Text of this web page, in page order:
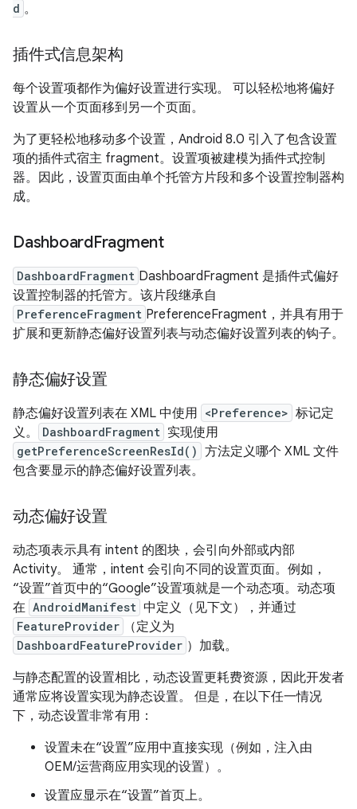
d 。
插件式信息架构
每个设置项都作为偏好设置进行实现。 可以轻松地将偏好
设置从一个页面移到另一个页面。
为了更轻松地移动多个设置，Android 8.0 引入了包含设置
项的插件式宿主 fragment。设置项被建模为插件式控制
器。因此，设置页面由单个托管方片段和多个设置控制器构
成。
DashboardFragment
DashboardFragment DashboardFragment 是插件式偏好
设置控制器的托管方。该片段继承自
PreferenceFragment PreferenceFragment，并具有用于
扩展和更新静态偏好设置列表与动态偏好设置列表的钩子。
静态偏好设置
静态偏好设置列表在 XML 中使用 <Preference> 标记定
义。
DashboardFragment 实现使用
getPreferenceScreenResId() 方法定义哪个 XML 文件
包含要显示的静态偏好设置列表。
动态偏好设置
动态项表示具有 intent 的图块，会引向外部或内部
Activity。 通常，intent 会引向不同的设置页面。例如，
“设置”首页中的“Google”设置项就是一个动态项。动态项
在 AndroidManifest 中定义（见下文），并通过
FeatureProvider （定义为
DashboardFeatureProvider ）加载。
与静态配置的设置相比，动态设置更耗费资源，因此开发者
通常应将设置实现为静态设置。 但是，在以下任一情况
下，动态设置非常有用：
设置未在“设置”应用中直接实现（例如，注入由
OEM/运营商应用实现的设置）。
设置应显示在“设置”首页上。